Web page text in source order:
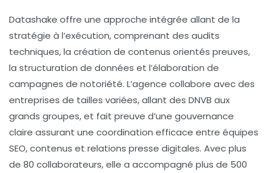
Datashake offre une approche intégrée allant de la
stratégie à l’exécution, comprenant des audits
techniques, la création de contenus orientés preuves,
la structuration de données et l’élaboration de
campagnes de notoriété. L’agence collabore avec des
entreprises de tailles variées, allant des DNVB aux
grands groupes, et fait preuve d’une gouvernance
claire assurant une coordination efficace entre équipes
SEO, contenus et relations presse digitales. Avec plus
de 80 collaborateurs, elle a accompagné plus de 500